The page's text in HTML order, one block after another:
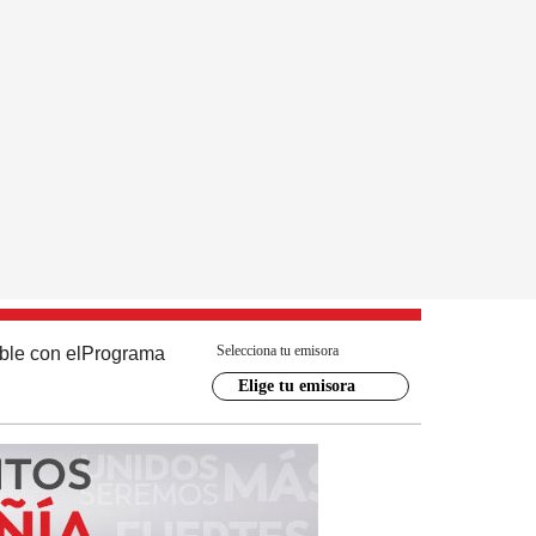
con el Programa Selecciona tu emisora
Elige tu emisora